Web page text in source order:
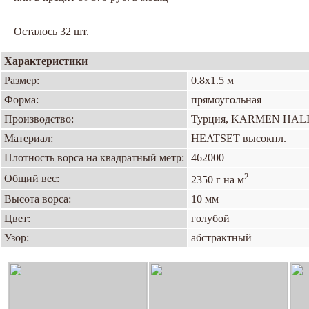
Осталось 32 шт.
Характеристики
Размер:
0.8х1.5 м
Форма:
прямоугольная
Производство:
Турция, KARMEN HALI
Материал:
HEATSET высокпл.
Плотность ворса на квадратный метр:
462000
Общий вес:
2350 г на м2
Высота ворса:
10 мм
Цвет:
голубой
Узор:
абстрактный